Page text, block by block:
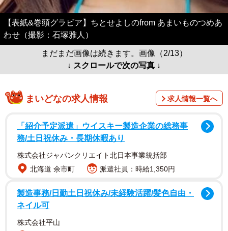
【表紙&巻頭グラビア】ちとせよしのfrom あまいものつめあ
わせ（撮影：石塚雅人）
まだまだ画像は続きます。画像（2/13）
↓ スクロールで次の写真 ↓
まいどなの求人情報 求人情報一覧へ
「紹介予定派遣」ウイスキー製造企業の総務事
務/土日祝休み・長期休暇あり
株式会社ジャパンクリエイト北日本事業統括部
北海道 余市町
派遣社員：時給1,350円
製造事務/日勤土日祝休み/未経験活躍/髪色自由・
ネイル可
株式会社平山